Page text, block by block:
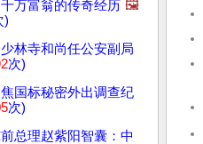
万富翁的传奇经历 🖼️
)
少林寺和尚任公安副局
次)
国标秘密外出调查纪
次)
总理赵紫阳智囊：中